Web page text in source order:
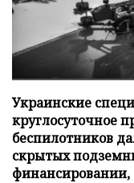
Украинские
круглосуточное
беспилотников
скрытых
финансировании,